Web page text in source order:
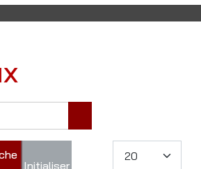
+ options/recherche
Initialiser